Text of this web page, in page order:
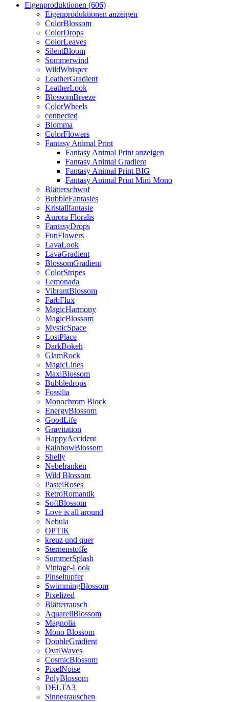
Eigenproduktionen (606)
Eigenproduktionen anzeigen
ColorBlossom
ColorDrops
ColorLeaves
SilentBloom
Sommerwind
WildWhisper
LeatherGradient
LeatherLook
BlossomBreeze
ColorWheels
connected
Blomma
ColorFlowers
Fantasy Animal Print
Fantasy Animal Print anzeigen
Fantasy Animal Gradient
Fantasy Animal Print BIG
Fantasy Animal Print Mini Mono
Blätterschwof
BubbleFantasies
Kristallfantasie
Aurora Floralis
FantasyDrops
FunFlowers
LavaLook
LavaGradient
BlossomGradient
ColorStripes
Lemonada
VibrantBlossom
FarbFlux
MagicHarmony
MagicBlossom
MysticSpace
LostPlace
DarkBokeh
GlamRock
MagicLines
MaxiBlossom
Bubbledrops
Fossilia
Monochrom Block
EnergyBlossom
GoodLife
Gravitation
HappyAccident
RainbowBlossom
Shelly
Nebelranken
Wild Blossom
PastelRoses
RetroRomantik
SoftBlossom
Love is all around
Nebula
OPTIK
kreuz und quer
Sternenstoffe
SummerSplash
Vintage-Look
Pinseltupfer
SwimmingBlossom
Pixelized
Blätterrausch
AquarellBlossom
Magnolia
Mono Blossom
DoubleGradient
OvalWaves
CosmicBlossom
PixelNoise
PolyBlossom
DELTA3
Sinnesrauschen